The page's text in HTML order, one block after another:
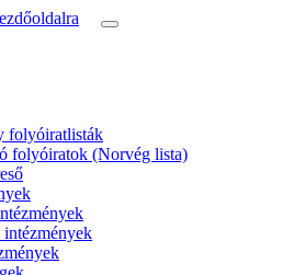
folyóiratlisták
folyóiratok (Norvég lista)
intézmények